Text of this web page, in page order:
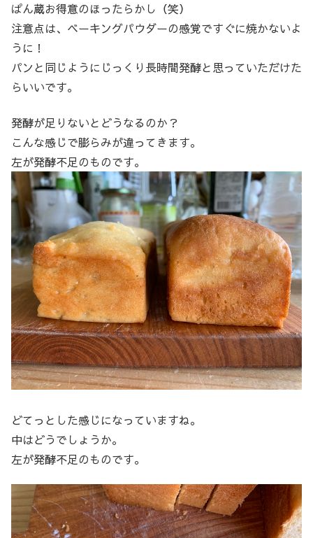
ぱん蔵お得意のほったらかし（笑）
注意点は、ベーキングパウダーの感覚ですぐに焼かないよ
うに！
パンと同じようにじっくり長時間発酵と思っていただけた
らいいです。
発酵が足りないとどうなるのか？
こんな感じで膨らみが違ってきます。
左が発酵不足のものです。
どてっとした感じになっていますね。
中はどうでしょうか。
左が発酵不足のものです。